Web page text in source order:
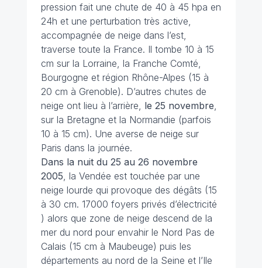
pression fait une chute de 40 à 45 hpa en
24h et une perturbation très active,
accompagnée de neige dans l’est,
traverse toute la France. Il tombe 10 à 15
cm sur la Lorraine, la Franche Comté,
Bourgogne et région Rhône-Alpes (15 à
20 cm à Grenoble). D’autres chutes de
neige ont lieu à l’arrière, le 25 novembre,
sur la Bretagne et la Normandie (parfois
10 à 15 cm). Une averse de neige sur
Paris dans la journée.
Dans la nuit du 25 au 26 novembre
2005, la Vendée est touchée par une
neige lourde qui provoque des dégâts (15
à 30 cm. 17000 foyers privés d’électricité
) alors que zone de neige descend de la
mer du nord pour envahir le Nord Pas de
Calais (15 cm à Maubeuge) puis les
départements au nord de la Seine et l’Ile